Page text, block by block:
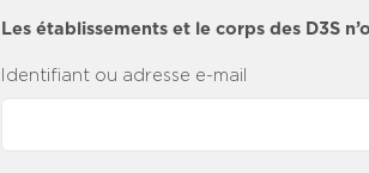
Les établissements et le corps des D3S
Identifiant ou adresse e-mail